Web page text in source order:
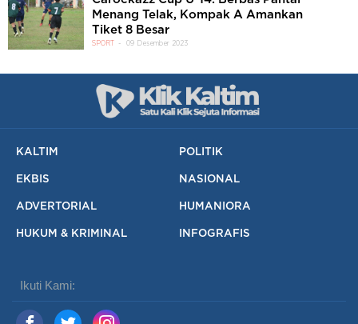
Menang Telak, Kompak A Amankan
Tiket 8 Besar
SPORT 09 Desember 2023
KALTIM POLITIK
EKBIS NASIONAL
ADVERTORIAL HUMANIORA
HUKUM & KRIMINAL INFOGRAFIS
Ikuti Kami: